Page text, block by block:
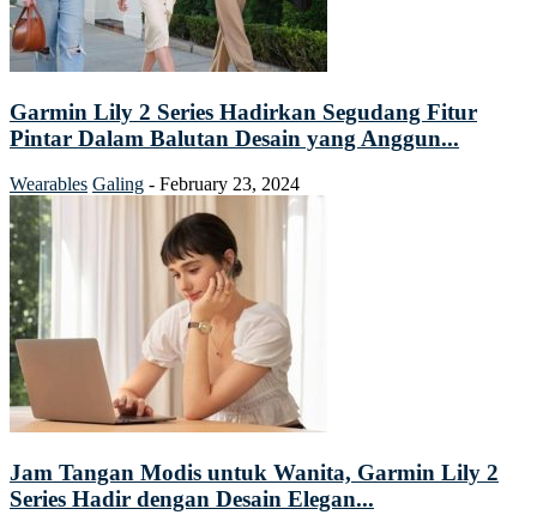
Garmin Lily 2 Series Hadirkan Segudang Fitur
Pintar Dalam Balutan Desain yang Anggun...
Wearables Galing - February 23, 2024
Jam Tangan Modis untuk Wanita, Garmin Lily 2
Series Hadir dengan Desain Elegan...